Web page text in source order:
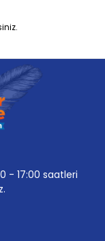
- 17:00 saatleri